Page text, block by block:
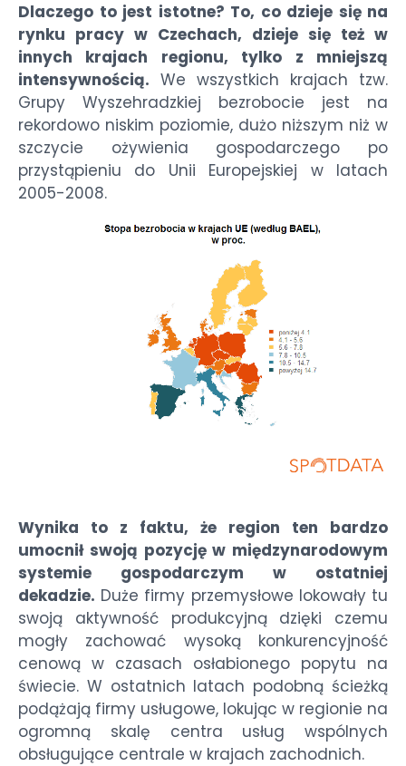
Dlaczego to jest istotne? To, co dzieje się na
rynku pracy w Czechach, dzieje się też w
innych krajach regionu, tylko z mniejszą
intensywnością. We wszystkich krajach tzw.
Grupy Wyszehradzkiej bezrobocie jest na
rekordowo niskim poziomie, dużo niższym niż w
szczycie ożywienia gospodarczego po
przystąpieniu do Unii Europejskiej w latach
2005-2008.
Wynika to z faktu, że region ten bardzo
umocnił swoją pozycję w międzynarodowym
systemie gospodarczym w ostatniej
dekadzie. Duże firmy przemysłowe lokowały tu
swoją aktywność produkcyjną dzięki czemu
mogły zachować wysoką konkurencyjność
cenową w czasach osłabionego popytu na
świecie. W ostatnich latach podobną ścieżką
podążają firmy usługowe, lokując w regionie na
ogromną skalę centra usług wspólnych
obsługujące centrale w krajach zachodnich.